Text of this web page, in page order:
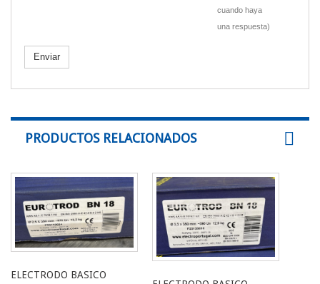
cuando haya
una respuesta)
Enviar
PRODUCTOS RELACIONADOS
ELECTRODO BASICO